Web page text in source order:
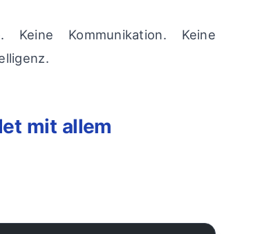
Kommunikation. Keine
mit allem